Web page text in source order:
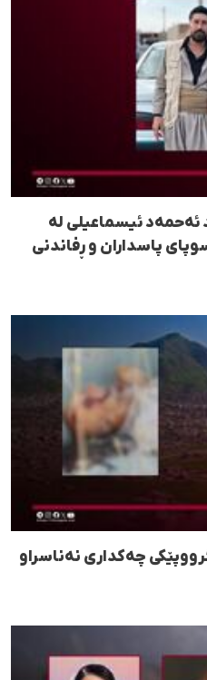
ئەحمەد ئیسماعیلی لە
پاسداران و ڕفاندنی
چەکداری نەناسراو